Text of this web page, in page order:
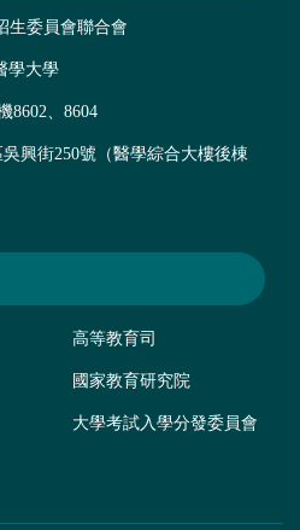
生委員會聯合會
學大學
8602、8604
興街250號（醫學綜合大樓後棟
高等教育司
國家教育研究院
大學考試入學分發委員會